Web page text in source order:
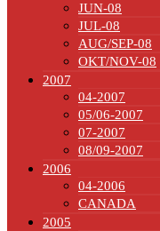
JUN-08
JUL-08
AUG/SEP-08
OKT/NOV-08
2007
04-2007
05/06-2007
07-2007
08/09-2007
2006
04-2006
CANADA
2005